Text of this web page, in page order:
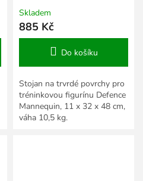
Skladem
885 Kč
Do košíku
Stojan na trvrdé povrchy pro
tréninkovou figurínu Defence
Mannequin, 11 x 32 x 48 cm,
váha 10,5 kg.